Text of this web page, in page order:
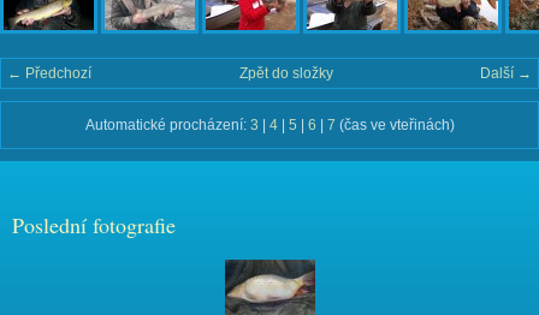
← Předchozí Další →
Zpět do složky
Automatické procházení: 3 | 4| 5 | 6 | 7 (čas ve vteřinách)
Poslední fotografie